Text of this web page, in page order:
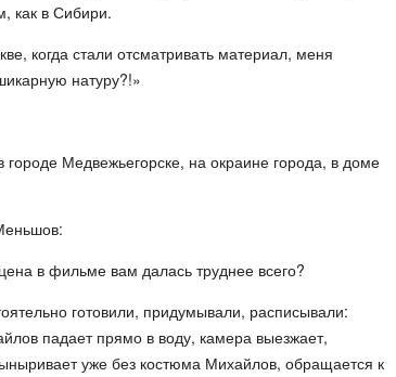
как в Сибири.
когда стали отсматривать материал, меня
натуру?!»
Медвежьегорске, на окраине города, в доме
в фильме вам далась труднее всего?
готовили, придумывали, расписывали:
падает прямо в воду, камера выезжает,
уже без костюма Михайлов, обращается к